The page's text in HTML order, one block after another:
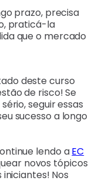
prazo, precisa
praticá-la
que o mercado
deste curso
de risco! Se
seguir essas
sucesso a longo
lendo aEC
novos tópicos
Nos